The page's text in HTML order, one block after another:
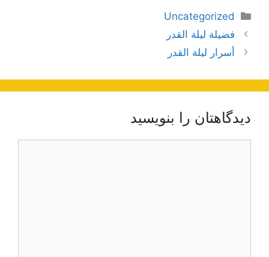
دسته‌ها
Uncategorized
ناوبری
نوشته‌ها
فضيلة ليلة القدر
أسرار ليلة القدر
دیدگاهتان را بنویسید